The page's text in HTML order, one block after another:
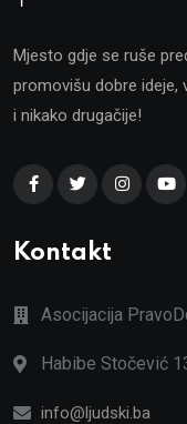
Mjesto gdje se ruše
promovišu dobre ideje,
i nikako drugačije!
Kontakt
Asocijacija
Habibe Stočević
info@ljudski.ba